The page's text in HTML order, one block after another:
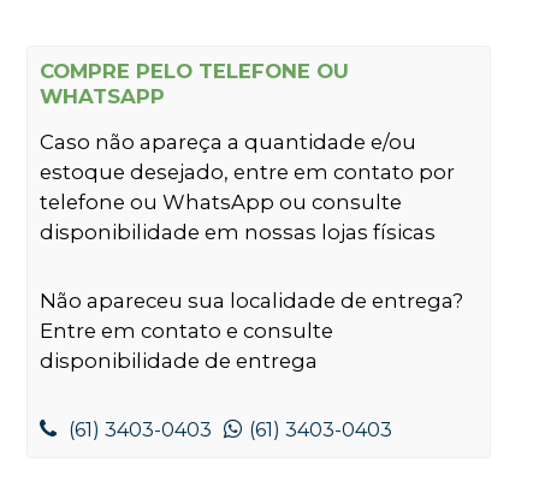
COMPRE PELO TELEFONE OU
WHATSAPP
Caso não apareça a quantidade e/ou
estoque desejado, entre em contato por
telefone ou WhatsApp ou consulte
disponibilidade em nossas lojas físicas
Não apareceu sua localidade de entrega?
Entre em contato e consulte
disponibilidade de entrega
(61) 3403-0403 (61) 3403-0403